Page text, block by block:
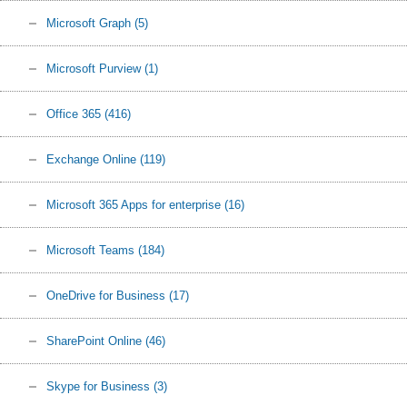
Microsoft Graph (5)
Microsoft Purview (1)
Office 365 (416)
Exchange Online (119)
Microsoft 365 Apps for enterprise (16)
Microsoft Teams (184)
OneDrive for Business (17)
SharePoint Online (46)
Skype for Business (3)